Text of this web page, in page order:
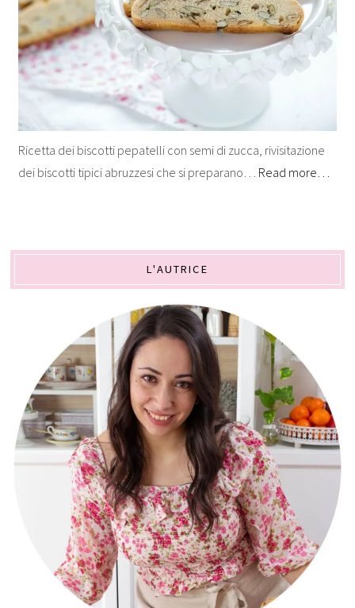
Ricetta dei biscotti pepatelli con semi di zucca, rivisitazione
dei biscotti tipici abruzzesi che si preparano… Read more…
L'AUTRICE